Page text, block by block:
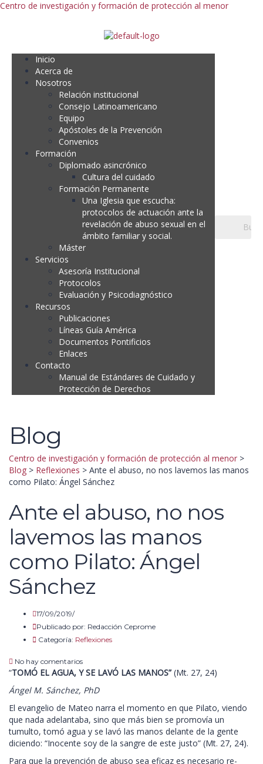
Centro de investigación y formación de protección al menor
Inicio
Acerca de
Nosotros
Relación institucional
Consejo Latinoamericano
Equipo
Apóstoles de la Prevención
Convenios
Formación
Diplomado asincrónico
Cultura del cuidado
Formación Permanente
Una Iglesia que escucha:
protocolos de actuación ante la
revelación de abuso sexual en el
ámbito familiar y social.
Máster
Servicios
Asesoría Institucional
Protocolos
Evaluación y Psicodiagnóstico
Recursos
Publicaciones
Líneas Guía América
Documentos Pontificios
Enlaces
Contacto
Manual de Estándares de Cuidado y
Protección de Derechos
Blog
Centro de investigación y formación de protección al menor >
Blog > Reflexiones > Ante el abuso, no nos lavemos las manos
como Pilato: Ángel Sánchez
Ante el abuso, no nos
lavemos las manos
como Pilato: Ángel
Sánchez
17/09/2019/
Publicado por: Redacción Ceprome
Categoría: Reflexiones
No hay comentarios
“TOMÓ EL AGUA, Y SE LAVÓ LAS MANOS”(Mt. 27, 24)
Ángel M. Sánchez, PhD
El evangelio de Mateo narra el momento en que Pilato, viendo
que nada adelantaba, sino que más bien se promovía un
tumulto, tomó agua y se lavó las manos delante de la gente
diciendo: “Inocente soy de la sangre de este justo” (Mt. 27, 24).
Para que la prevención de abuso sea eficaz es necesario re-